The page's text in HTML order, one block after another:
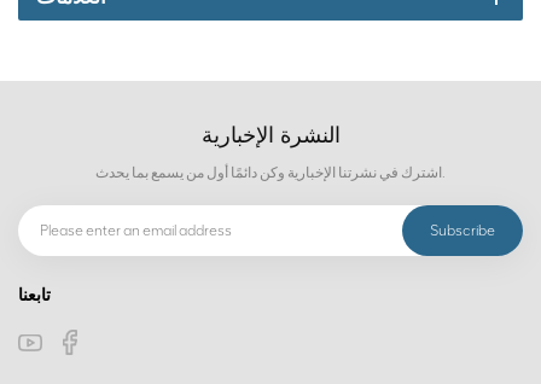
النشرة الإخبارية
تابعنا